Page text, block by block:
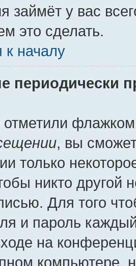
займёт у вас
это сделать.
к началу
периодически
, вы
только
никто другой
Для того
и пароль
на
компьютере,